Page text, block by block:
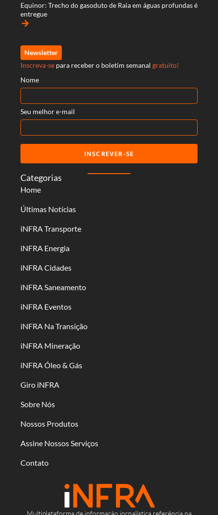
Multiplataforma de informação jornalística referência na
Categorias
Home
Últimas Notícias
iNFRA Transporte
iNFRA Energia
iNFRA Cidades
iNFRA Saneamento
iNFRA Eventos
iNFRA Na Transição
iNFRA Mineração
iNFRA Óleo & Gás
Giro iNFRA
Sobre Nós
Nossos Produtos
Assine Nossos Serviços
Contato
Equinor: Trecho do gasoduto de Raia em águas profundas é
entregue
arrow_forward
Newsletter
Inscreva-se para receber o boletim semanal gratuito!
Nome
Seu melhor e-mail
INSCREVER-SE